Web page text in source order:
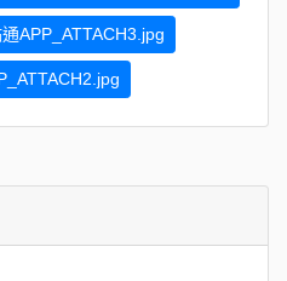
APP_ATTACH3.jpg